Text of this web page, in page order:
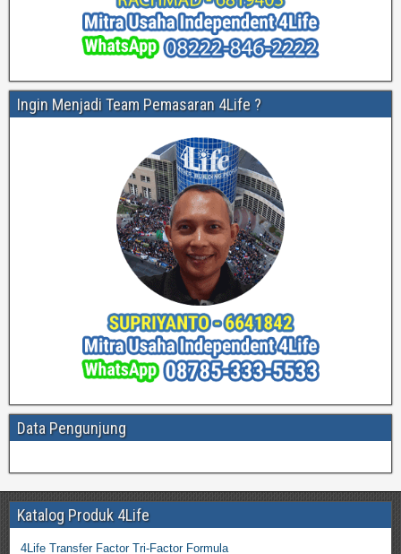
Ingin Menjadi Team Pemasaran 4Life ?
Data Pengunjung
Katalog Produk 4Life
4Life Transfer Factor Tri-Factor Formula